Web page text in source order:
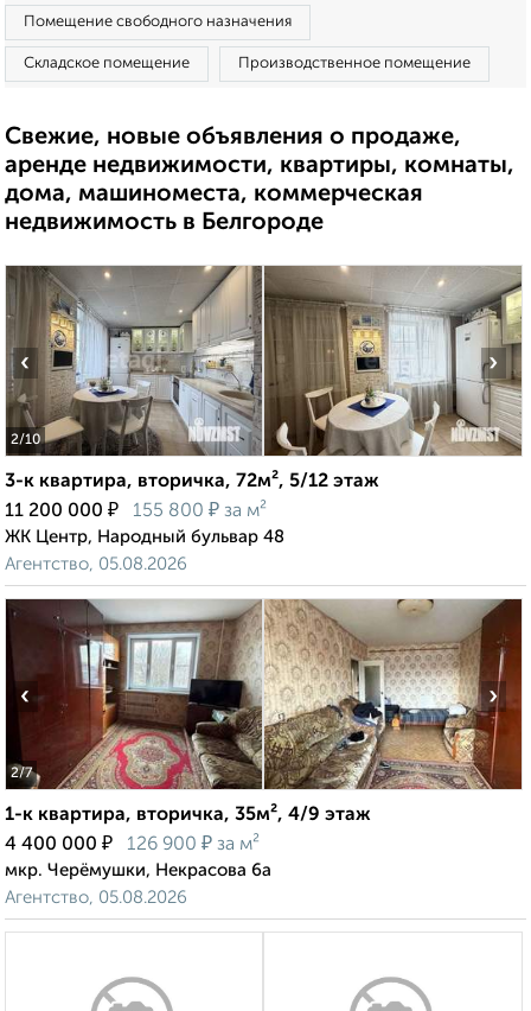
Помещение свободного назначения
Складское помещение Производственное помещение
Свежие, новые объявления о продаже,
аренде недвижимости, квартиры, комнаты,
дома, машиноместа, коммерческая
недвижимость в Белгороде
2/10
‹ ›
3-к квартира, вторичка, 72м², 5/12 этаж
11 200 000 ₽ 155 800 ₽ за м²
ЖК Центр, Народный бульвар 48
Агентство, 05.08.2026
2/7
‹ ›
1-к квартира, вторичка, 35м², 4/9 этаж
4 400 000 ₽ 126 900 ₽ за м²
мкр. Черёмушки, Некрасова 6а
Агентство, 05.08.2026